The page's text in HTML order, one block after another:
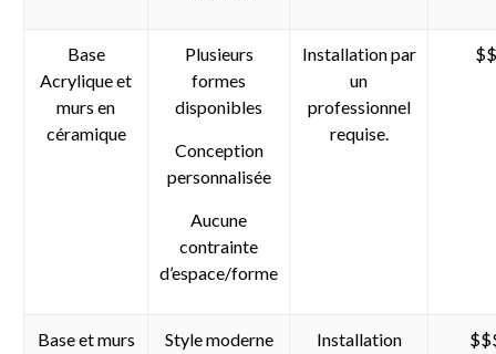
Base
Acrylique et
murs en
céramique
Plusieurs
formes
disponibles
Conception
personnalisée
Aucune
contrainte
d’espace/forme
Installation par
un
professionnel
requise.
$$
Base et murs
Style moderne
Installation